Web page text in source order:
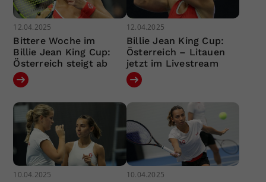
12.04.2025
Bittere Woche im
Billie Jean King Cup:
Österreich steigt ab
12.04.2025
Billie Jean King Cup:
Österreich – Litauen
jetzt im Livestream
10.04.2025 10.04.2025